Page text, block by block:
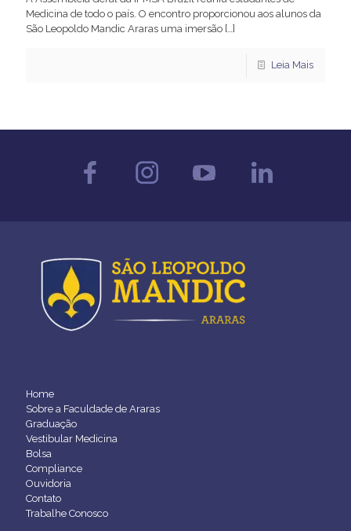
Medicina de todo o país. O encontro proporcionou aos alunos da
São Leopoldo Mandic Araras uma imersão […]
Leia Mais
Home
Sobre a Faculdade de Araras
Graduação
Vestibular Medicina
Bolsa
Compliance
Ouvidoria
Contato
Trabalhe Conosco